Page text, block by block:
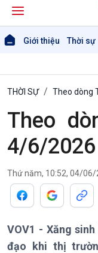
Giới thiệu Thời sự
Giới thiệu
THỜI SỰ Theo dòng
Theo
4/6/2026
Thứ năm, 10:52, 04/06/
VOV1 - Xăng
đạo khi thị